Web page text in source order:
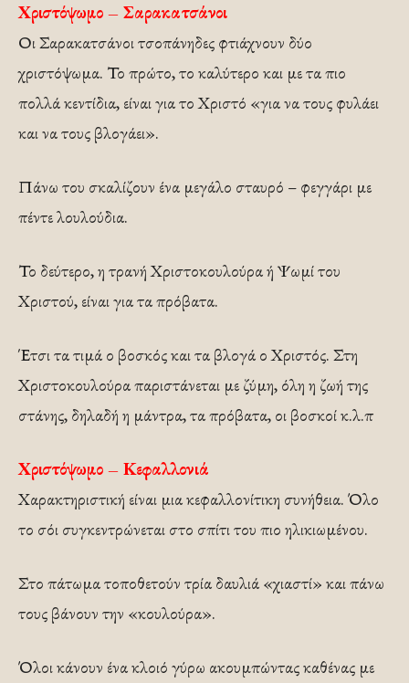
Χριστόψωμο – Σαρακατσάνοι
Οι Σαρακατσάνοι τσοπάνηδες φτιάχνουν δύο
χριστόψωμα. Το πρώτο, το καλύτερο και με τα πιο
πολλά κεντίδια, είναι για το Χριστό «για να τους φυλάει
και να τους βλογάει».
Πάνω του σκαλίζουν ένα μεγάλο σταυρό – φεγγάρι με
πέντε λουλούδια.
Το δεύτερο, η τρανή Χριστοκουλούρα ή Ψωμί του
Χριστού, είναι για τα πρόβατα.
Έτσι τα τιμά ο βοσκός και τα βλογά ο Χριστός. Στη
Χριστοκουλούρα παριστάνεται με ζύμη, όλη η ζωή της
στάνης, δηλαδή η μάντρα, τα πρόβατα, οι βοσκοί κ.λ.π
Χριστόψωμο – Κεφαλλονιά
Χαρακτηριστική είναι μια κεφαλλονίτικη συνήθεια. Όλο
το σόι συγκεντρώνεται στο σπίτι του πιο ηλικιωμένου.
Στο πάτωμα τοποθετούν τρία δαυλιά «χιαστί» και πάνω
τους βάνουν την «κουλούρα».
Όλοι κάνουν ένα κλοιό γύρω ακουμπώντας καθένας με